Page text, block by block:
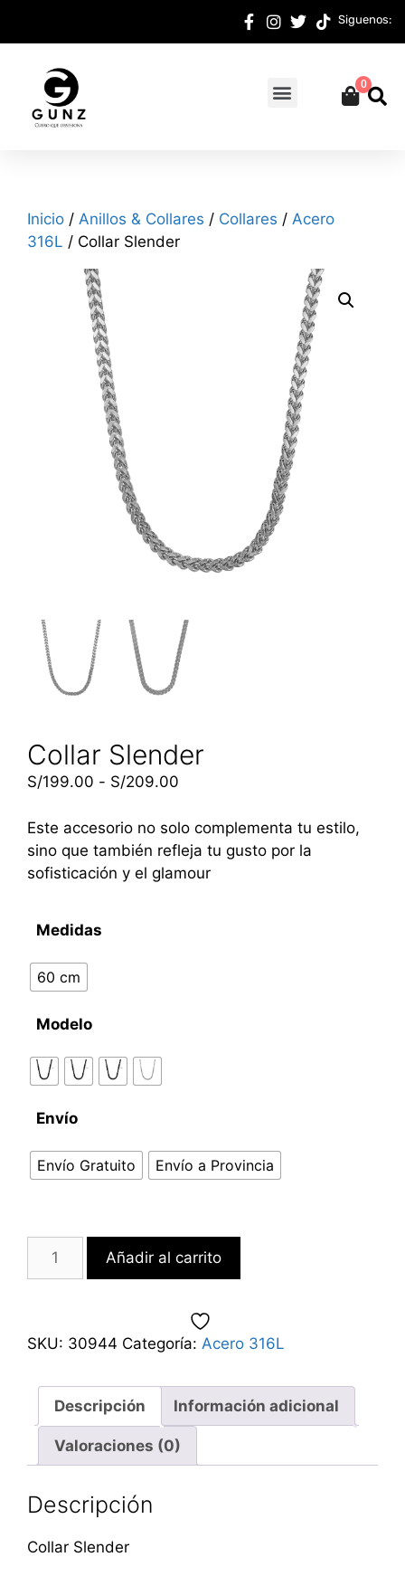
Siguenos:
0
Inicio / Anillos & Collares / Collares / Acero
316L / Collar Slender
Collar Slender
S/199.00 - S/209.00
Este accesorio no solo complementa tu estilo,
sino que también refleja tu gusto por la
sofisticación y el glamour
Medidas
60 cm
Modelo
Envío
Envío Gratuito Envío a Provincia
Añadir al carrito
SKU: 30944 Categoría: Acero 316L
Descripción Información adicional
Valoraciones (0)
Descripción
Collar Slender